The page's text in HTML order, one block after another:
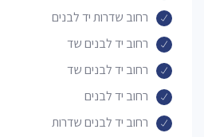
רחוב שדרות יד לבנים
רחוב יד לבנים שד
רחוב יד לבנים שד
רחוב יד לבנים
רחוב יד לבנים שדרות